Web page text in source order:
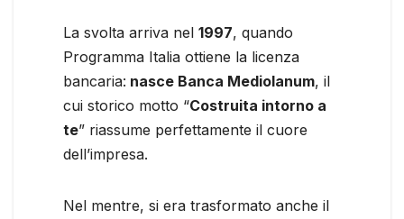
La svolta arriva nel 1997, quando
Programma Italia ottiene la licenza
bancaria: nasce Banca Mediolanum, il
cui storico motto “Costruita intorno a
te” riassume perfettamente il cuore
dell’impresa.
Nel mentre, si era trasformato anche il